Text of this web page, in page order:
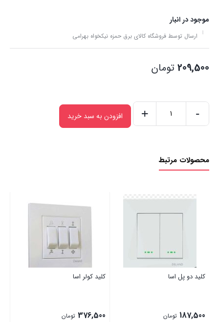
موجود در انبار
ارسال توسط فروشگاه کالای برق حمزه نیکخواه بهرامی
209,500 تومان
اوا
-
+ افزودن به سبد خرید
محصولات مرتبط
کلید دو پل اسا
187,500 تومان
کلید کولر اسا
376,500 تومان